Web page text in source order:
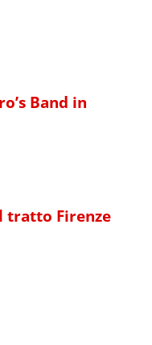
Band in
tratto Firenze